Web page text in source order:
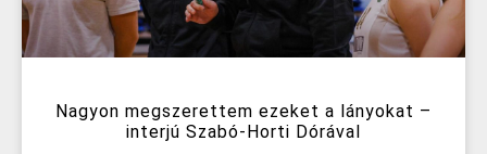
Nagyon megszerettem ezeket a lányokat –
interjú Szabó-Horti Dórával